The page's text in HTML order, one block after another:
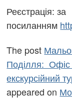
Реєстрація: за
посиланням
The post
Поділля: Офіс
екскурсійний
appeared on